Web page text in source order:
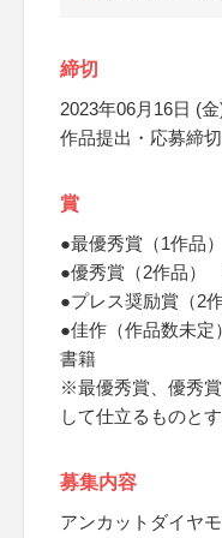
締切
2023年06月16日 (金
作品提出・応募締
賞
●最優秀賞（1作品
●優秀賞（2作品）
●プレス奨励賞（2
●佳作（作品数未
書籍
※最優秀賞、優秀
して仕立るものと
募集内容
アンカットダイヤ